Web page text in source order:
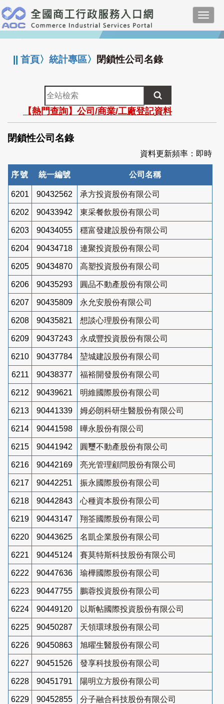
跳
到
主
要
:::
||首頁〉統計專區〉 閉鎖性公司名錄
全
站
檢
索
【熱門查詢】公司/商業/工廠登記資料
閉鎖性公司名錄
資料更新頻率：即時
序號 統一編號 公司名稱
6201 90432562 承方投資股份有限公司
6202 90433942 東采餐飲股份有限公司
6203 90434055 穩富發建設股份有限公司
6204 90434718 連聚投資股份有限公司
6205 90434870 高塑投資股份有限公司
6206 90435293 圓品不動產股份有限公司
6207 90435809 永允安股份有限公司
6208 90435821 想談心理股份有限公司
6209 90437243 永成豐投資股份有限公司
6210 90437784 堃城建設股份有限公司
6211 90438377 福裕開發股份有限公司
6212 90439621 明維國際股份有限公司
6213 90441339 姆必朗科研生醫股份有限公司
6214 90441598 曄永股份有限公司
6215 90441942 圓璽不動產股份有限公司
6216 90442169 亮光管理顧問股份有限公司
6217 90442251 振永國際股份有限公司
6218 90442843 心種資本股份有限公司
6219 90443147 翔筌國際股份有限公司
6220 90443625 名凱企業股份有限公司
6221 90445124 賽莫特斯科技股份有限公司
6222 90447636 瑜樺國際股份有限公司
6223 90447755 鵬蓉投資股份有限公司
6224 90449120 以斯帖國際投資股份有限公司
6225 90450287 天領環球股份有限公司
6226 90450863 旭曜生醫股份有限公司
6227 90451526 發享科技股份有限公司
6228 90451791 陽明立方股份有限公司
6229 90452855 分子融合科技股份有限公司